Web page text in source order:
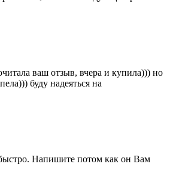
ваш отзыв, вчера и купила))) но
буду надеяться на
Напишите потом как он Вам